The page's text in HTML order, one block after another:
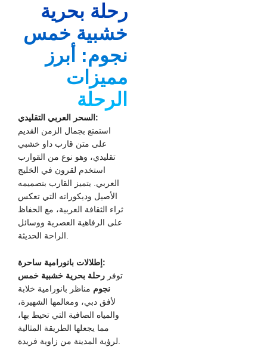
رحلة بحرية
خشبية خمس
نجوم: أبرز
مميزات
الرحلة
السحر العربي التقليدي:
استمتع بجمال الزمن القديم
على متن قارب داو خشبي
تقليدي، وهو نوع من القوارب
استخدم لقرون في الخليج
العربي. يتميز القارب بتصميمه
الأصيل وديكوراته التي تعكس
ثراء الثقافة العربية، مع الحفاظ
على الرفاهية العصرية ووسائل
الراحة الحديثة.
إطلالات بانورامية ساحرة:
توفر رحلة بحرية خشبية خمس
نجوم مناظر بانورامية خلابة
لأفق دبي، ومعالمها الشهيرة،
والمياه الصافية التي تحيط بها،
مما يجعلها الطريقة المثالية